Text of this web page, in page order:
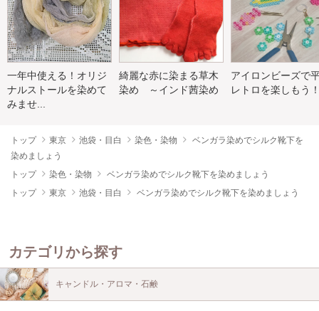
一年中使える！オリジ
ナルストールを染めて
みませ...
綺麗な赤に染まる草木
染め ～インド茜染め
アイロンビーズで
レトロを楽しもう
トップ 東京 池袋・目白 染色・染物
ベンガラ染めでシルク靴下を
染めましょう
トップ
染色・染物
ベンガラ染めでシルク靴下を染めましょう
トップ
東京 池袋・目白 ベンガラ染めでシルク靴下を染めましょう
カテゴリから探す
キャンドル・アロマ・石鹸